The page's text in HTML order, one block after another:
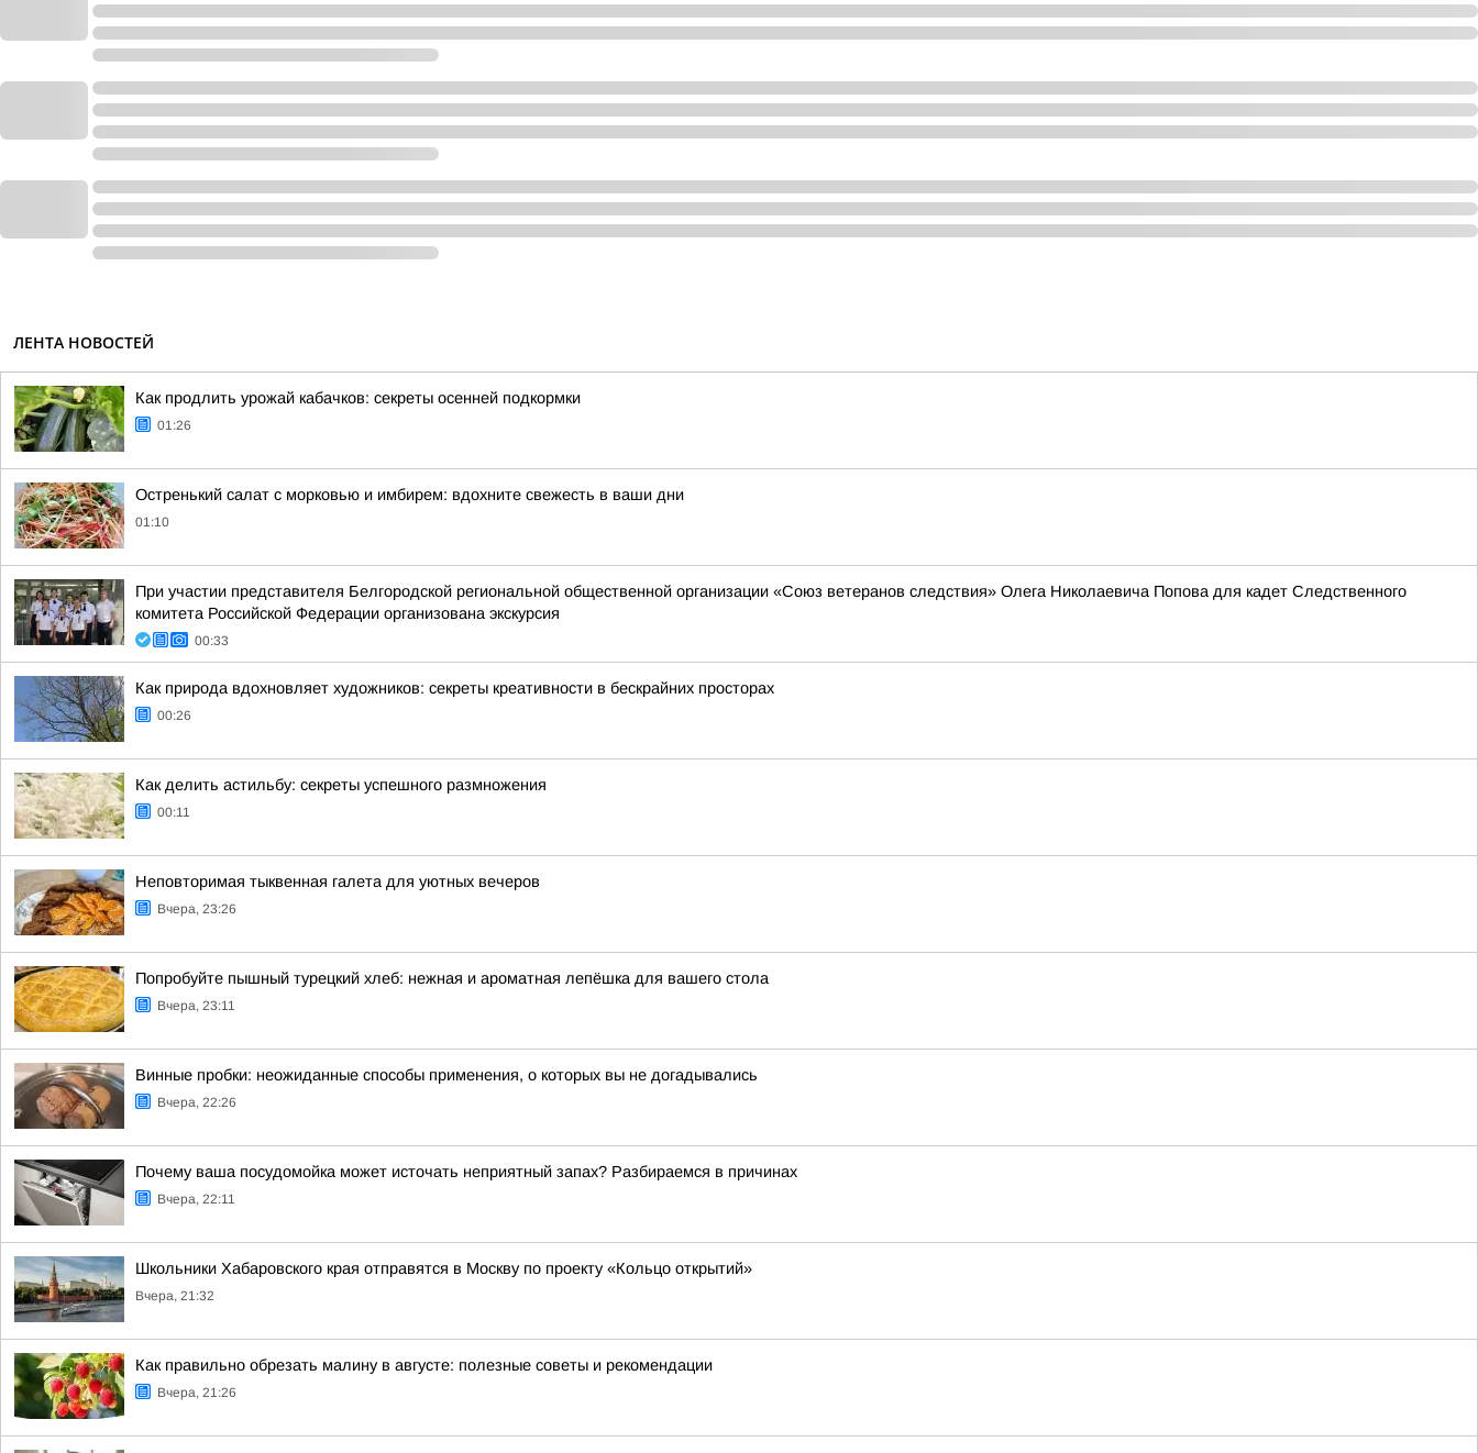
ЛЕНТА НОВОСТЕЙ
Как продлить урожай кабачков: секреты осенней подкормки
01:26
Остренький салат с морковью и имбирем: вдохните свежесть в ваши дни
01:10
При участии представителя Белгородской региональной общественной организации «Союз ветеранов следствия» Олега Николаевича Попова для кадет Следственного
комитета Российской Федерации организована экскурсия
00:33
Как природа вдохновляет художников: секреты креативности в бескрайних просторах
00:26
Как делить астильбу: секреты успешного размножения
00:11
Неповторимая тыквенная галета для уютных вечеров
Вчера, 23:26
Попробуйте пышный турецкий хлеб: нежная и ароматная лепёшка для вашего стола
Вчера, 23:11
Винные пробки: неожиданные способы применения, о которых вы не догадывались
Вчера, 22:26
Почему ваша посудомойка может источать неприятный запах? Разбираемся в причинах
Вчера, 22:11
Школьники Хабаровского края отправятся в Москву по проекту «Кольцо открытий»
Вчера, 21:32
Как правильно обрезать малину в августе: полезные советы и рекомендации
Вчера, 21:26